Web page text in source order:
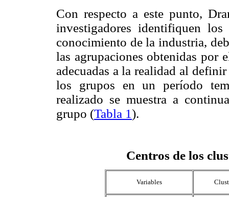
Con respecto a este punto,
investigadores identifiquen
conocimiento de la industria,
las agrupaciones obtenidas por
adecuadas a la realidad al
los grupos en un período
realizado se muestra a
grupo (Tabla 1).
Centros de los
Variables